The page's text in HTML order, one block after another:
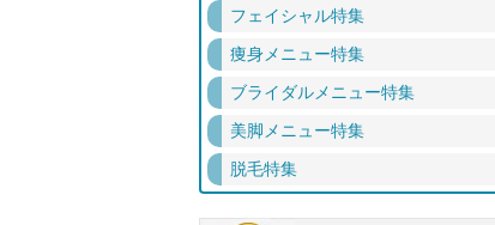
フェイシャル特集
痩身メニュー特集
ブライダルメニュー特集
美脚メニュー特集
脱毛特集